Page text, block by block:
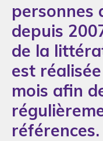
personnes
depuis
de la
est
mois afin
références.